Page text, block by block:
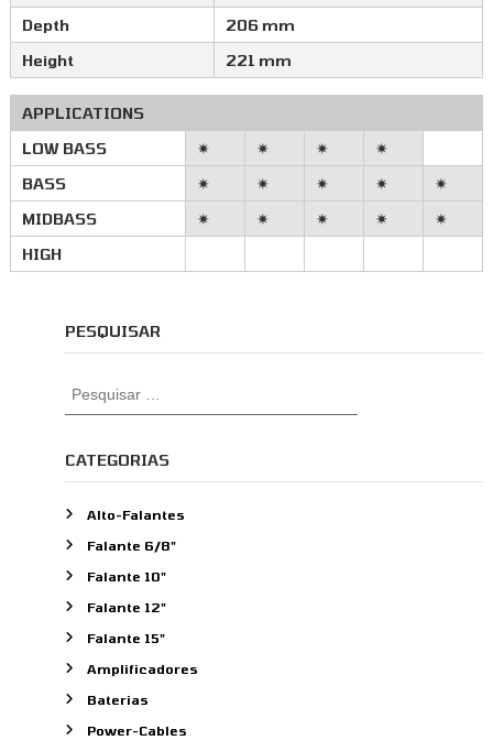
Depth
206 mm
Height
221 mm
APPLICATIONS
LOW BASS
✷ ✷ ✷
✷
BASS
✷ ✷ ✷ ✷
✷
MIDBASS
✷ ✷ ✷ ✷
✷
HIGH
PESQUISAR
P
q
u
s
a
r
o
r
:
CATEGORIAS
Alto-Falantes
Falante 6/8"
Falante 10"
Falante 12"
Falante 15"
Amplificadores
Baterias
Power-Cables